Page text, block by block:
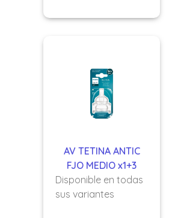
AV TETINA ANTIC
FJO MEDIO x1+3
Disponible en todas
sus variantes